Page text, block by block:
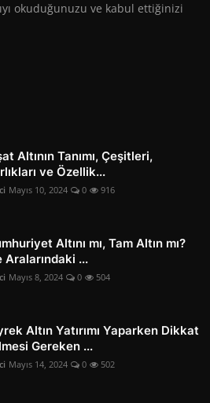
okuduğunuzu ve kabul ettiğinizi
Altının Tanımı, Çeşitleri,
ve Özellik...
Mayıs 10, 2024 0 916
Altını mı, Tam Altın mı?
Aralarındaki ...
Mayıs 8, 2024 0 504
Altın Yatırımı Yaparken Dikkat
Gereken ...
Mayıs 14, 2024 0 502